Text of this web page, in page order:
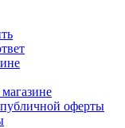
оферты